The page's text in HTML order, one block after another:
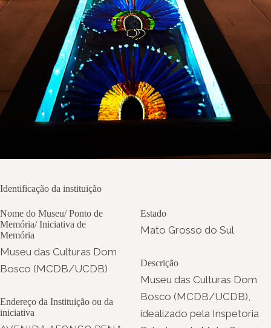
Identificação da instituição
Nome do Museu/ Ponto de
Memória/ Iniciativa de
Memória
Museu das Culturas Dom
Bosco (MCDB/UCDB)
Endereço da Instituição ou da
iniciativa
Estado
Mato Grosso do Sul
Descrição
Museu das Culturas Dom
Bosco (MCDB/UCDB),
idealizado pela Inspetoria